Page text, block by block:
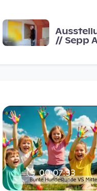
// Sepp
00:07:33